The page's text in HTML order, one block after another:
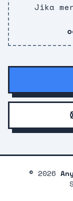
Jika
© 2026